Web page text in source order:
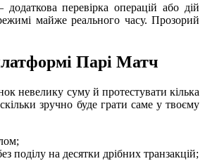
перевірка операцій або дій
майже реального часу. Прозорий
Парі Матч
невелику суму й протестувати кілька
зручно буде грати саме у твоєму
на десятки дрібних транзакцій;